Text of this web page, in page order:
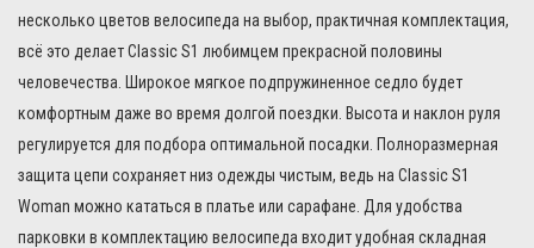
несколько цветов велосипеда на выбор, практичная комплектация,
всё это делает Classic S1 любимцем прекрасной половины
человечества. Широкое мягкое подпружиненное седло будет
комфортным даже во время долгой поездки. Высота и наклон руля
регулируется для подбора оптимальной посадки. Полноразмерная
защита цепи сохраняет низ одежды чистым, ведь на Classic S1
Woman можно кататься в платье или сарафане. Для удобства
парковки в комплектацию велосипеда входит удобная складная